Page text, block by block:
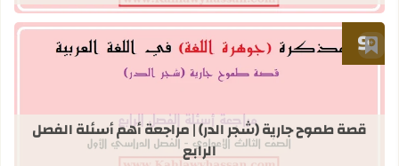
أضف إلى العلامات المرجعية
قراءة المزيد عن قصة طموح جارية
قصة طموح جارية (شجر الدر) | مراجعة أهم أسئلة الفصل
الرابع